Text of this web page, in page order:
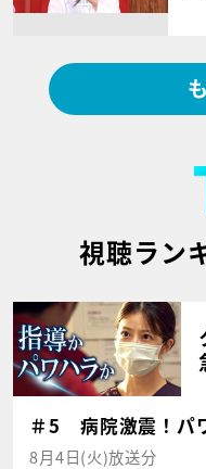
視聴ラン
＃5 病院激震！パ
8月4日(火)放送分